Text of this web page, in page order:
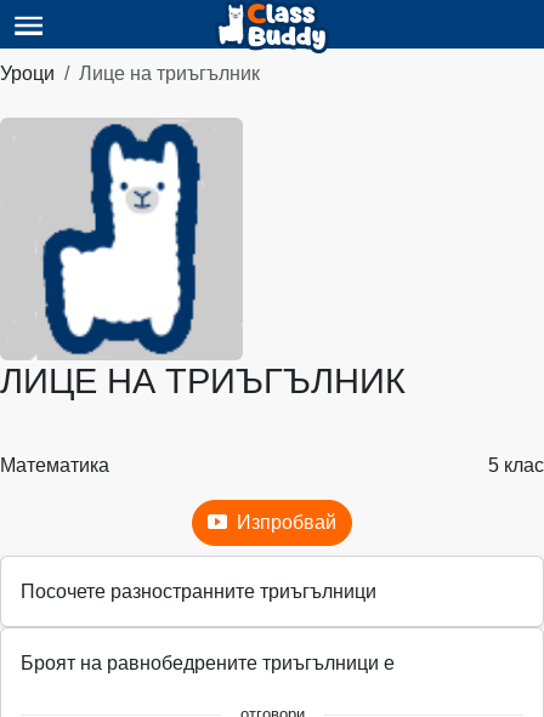
Уроци Лице на триъгълник
ЛИЦЕ НА ТРИЪГЪЛНИК
Математика 5 клас
Изпробвай
Посочете разностранните триъгълници
Броят на равнобедрените триъгълници е